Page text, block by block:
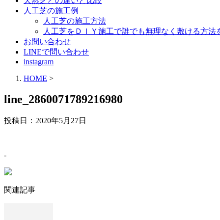
人工芝の施工例
人工芝の施工方法
人工芝をＤＩＹ施工で誰でも無理なく敷ける方法
お問い合わせ
LINEで問い合わせ
instagram
HOME >
line_2860071789216980
投稿日： 2020年5月27日
-
関連記事